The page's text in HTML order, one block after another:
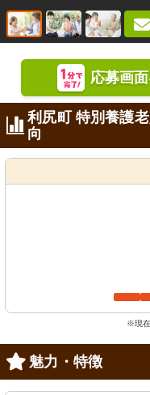
応募画面
利尻町 特別養護
向
※現在
魅力・特徴